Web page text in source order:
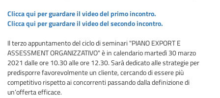
Clicca qui per guardare il video del primo incontro.
Clicca qui per guardare il video del secondo incontro.
Il terzo appuntamento del ciclo di seminari "PIANO EXPORT E
ASSESSMENT ORGANIZZATIVO" è in calendario martedì 30 marzo
2021 dalle ore 10.30 alle ore 12.30. Sarà dedicato alle strategie per
predisporre favorevolmente un cliente, cercando di essere più
competitivo rispetto ai concorrenti passando dalla definizione di
un’offerta efficace.